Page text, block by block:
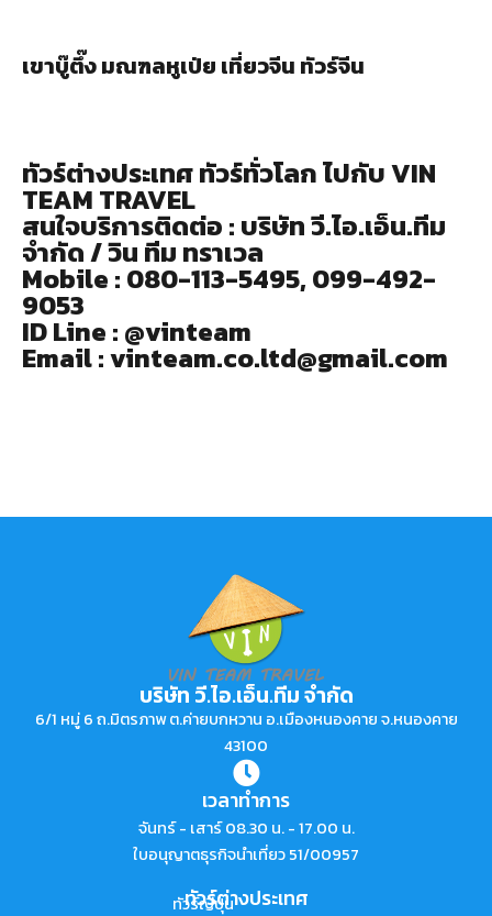
เขาบู๊ตึ๊ง มณฑลหูเป่ย เที่ยวจีน ทัวร์จีน
ทัวร์ต่างประเทศ ทัวร์ทั่วโลก ไปกับ VIN
TEAM TRAVEL
สนใจบริการติดต่อ : บริษัท วี.ไอ.เอ็น.ทีม
จำกัด / วิน ทีม ทราเวล
Mobile : 080-113-5495, 099-492-
9053
ID Line : @vinteam
Email : vinteam.co.ltd@gmail.com
บริษัท วี.ไอ.เอ็น.ทีม จำกัด
6/1 หมู่ 6 ถ.มิตรภาพ ต.ค่ายบกหวาน อ.เมืองหนองคาย จ.หนองคาย
43100
เวลาทำการ
จันทร์ - เสาร์ 08.30 น. - 17.00 น.
ใบอนุญาตธุรกิจนำเที่ยว 51/00957
ทัวร์ต่างประเทศ
ทัวร์ญี่ปุ่น